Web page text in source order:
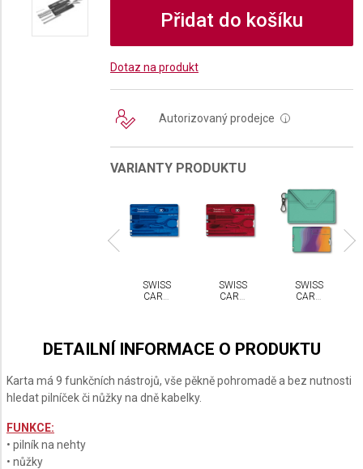
Přidat do košíku
Dotaz na produkt
Autorizovaný prodejce i
VARIANTY PRODUKTU
YORK
STYLE
SWISS
CARD
SWISS
CARD
SWISS
CARD
STYLE
DETAILNÍ INFORMACE O PRODUKTU
Karta má 9 funkčních nástrojů, vše pěkně pohromadě a bez nutnosti
hledat pilníček či nůžky na dně kabelky.
FUNKCE:
• pilník na nehty
• nůžky